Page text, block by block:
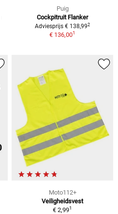
Puig
Cockpitruit Flanker
Adviesprijs € 138,992
€ 136,001
Moto112+
Veiligheidsvest
€ 2,991